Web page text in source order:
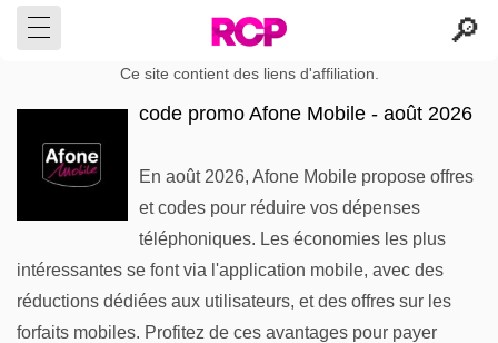
Ce site contient des liens d'affiliation.
code promo Afone Mobile - août 2026
En août 2026, Afone Mobile propose offres
et codes pour réduire vos dépenses
téléphoniques. Les économies les plus
intéressantes se font via l'application mobile, avec des
réductions dédiées aux utilisateurs, et des offres sur les
forfaits mobiles. Profitez de ces avantages pour payer